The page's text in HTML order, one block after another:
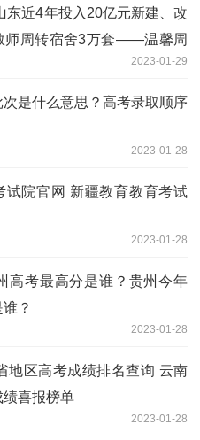
东近4年投入20亿元新建、改
师周转宿舍3万套——温馨周
2023-01-29
是什么意思？高考录取顺序
2023-01-28
试院官网 新疆教育教育考试
2023-01-28
高考最高分是谁？贵州今年
？
2023-01-28
地区高考成绩排名查询 云南
喜报榜单
2023-01-28